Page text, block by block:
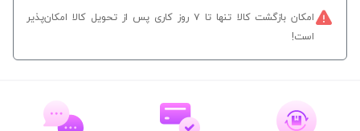
امکان بازگشت کالا تنها تا ۷ روز کاری پس از تحویل کالا امکان‌پذیر
است!